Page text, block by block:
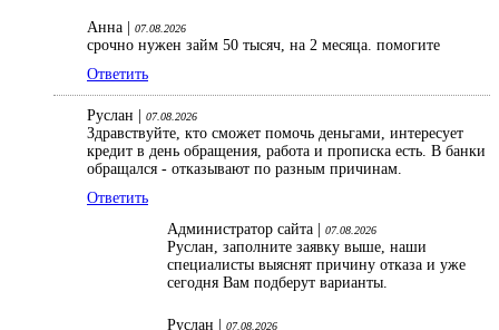
Анна | 07.08.2026
срочно нужен займ 50 тысяч, на 2 месяца. помогите
Ответить
Руслан | 07.08.2026
Здравствуйте, кто сможет помочь деньгами, интересует
кредит в день обращения, работа и прописка есть. В банки
обращался - отказывают по разным причинам.
Ответить
Администратор сайта |
07.08.2026
Руслан, заполните заявку выше, наши
специалисты выяснят причину отказа и уже
сегодня Вам подберут варианты.
Руслан | 07.08.2026